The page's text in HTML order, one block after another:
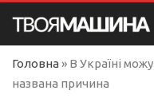
Головна » В Україні
названа причина